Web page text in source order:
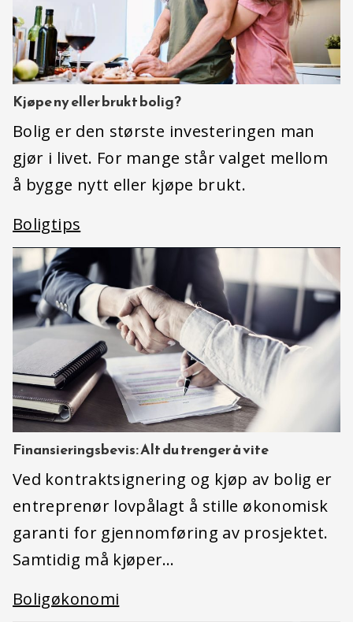
Kjøpe ny eller brukt bolig?
Bolig er den største investeringen man
gjør i livet. For mange står valget mellom
å bygge nytt eller kjøpe brukt.
Boligtips
Finansieringsbevis: Alt du trenger å vite
Ved kontraktsignering og kjøp av bolig er
entreprenør lovpålagt å stille økonomisk
garanti for gjennomføring av prosjektet.
Samtidig må kjøper…
Boligøkonomi